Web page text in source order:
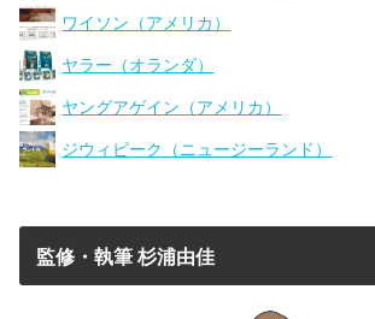
ワイソン（アメリカ）
ヤラー（オランダ）
ヤングアゲイン（アメリカ）
ジウィピーク（ニュージーランド）
監修・執筆 杉浦由佳